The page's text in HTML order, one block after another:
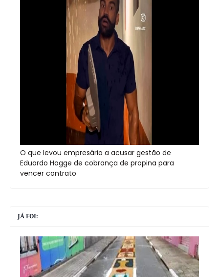
O que levou empresário a acusar gestão de
Eduardo Hagge de cobrança de propina para
vencer contrato
JÁ FOI: